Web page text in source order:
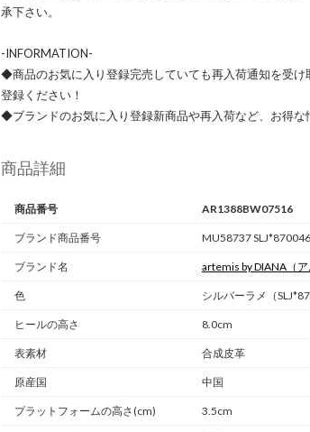
承下さい。
-INFORMATION-
◆商品のお気に入り登録完売していても再入荷通知を受け
登録ください！
◆ブランドのお気に入り登録新商品や再入荷など、お得な
商品詳細
商品番号 AR1388BW07516
ブランド商品番号 MU58737 SLJ*870046
ブランド名 artemis by DIANA （
色 シルバーラメ（
ヒールの高さ 8.0cm
表素材 合成皮革
原産国 中国
プラットフォームの高さ(cm) 3.5cm